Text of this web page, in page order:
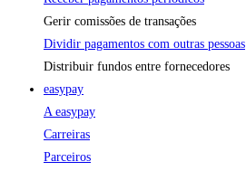
Gerir comissões de transações
Dividir pagamentos com outras pessoas
Distribuir fundos entre fornecedores
easypay
A easypay
Carreiras
Parceiros